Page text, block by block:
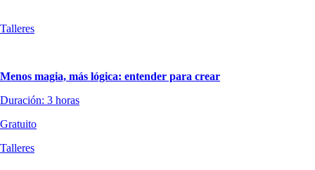
Talleres
Menos magia, más lógica: entender para crear
Duración: 3 horas
Gratuito
Talleres